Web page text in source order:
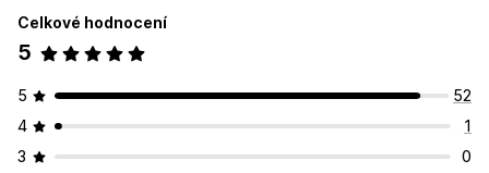
Celkové hodnocení
5
5
52
4
1
3
0